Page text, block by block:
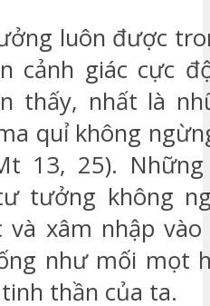
luôn được
cảnh giác cực
thấy, nhất là
quỉ không
13, 25).
tưởng không
và xâm nhập
như mối mọt
thần của ta.